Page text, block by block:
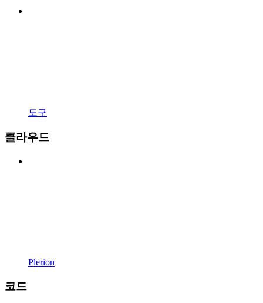
도구
클라우드
Plerion
코드